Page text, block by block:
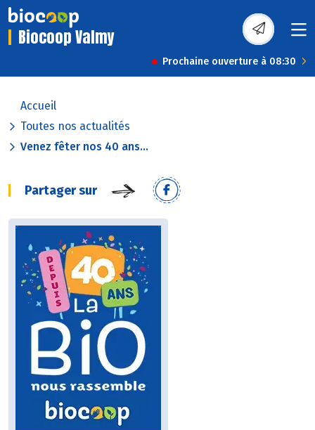
Biocoop Valmy
Prochaine ouverture à 08:30
Accueil
Toutes nos actualités
Venez fêter nos 40 ans...
Partager sur